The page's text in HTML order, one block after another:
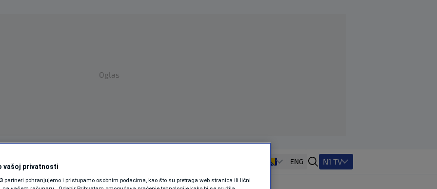
Oglas
SPORT SVIJET
MAGAZIN
ZDRAVLJE
ENG N1 TV
vašoj privatnosti
partneri pohranjujemo i pristupamo osobnim podacima, kao što su pretraga web stranica ili lični